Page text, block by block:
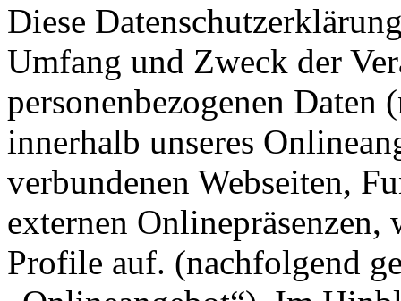
Diese
Umfang und Zweck der
personenbezogenen Daten
innerhalb unseres
verbundenen Webseiten,
externen
Profile auf. (nachfolgend